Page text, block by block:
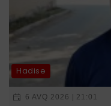
Hadisə
6 AVQ 2026 | 21:01